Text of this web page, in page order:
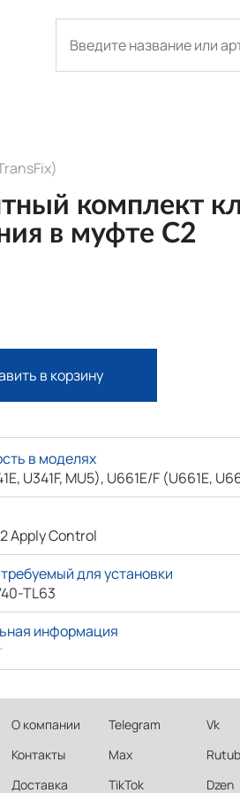
комплект
в муфте C2
в корзину
в моделях
U341F, MU5), U661E/F (U661E,
Apply Control
для установки
TL63
информация
О компании
Контакты
Доставка
Telegram
Max
TikTok
Vk
Dzen